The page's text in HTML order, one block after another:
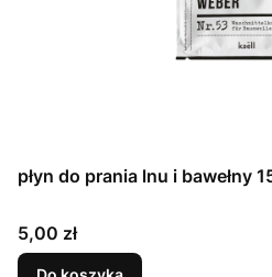
płyn do prania lnu i bawełny
Cena
5,00 zł